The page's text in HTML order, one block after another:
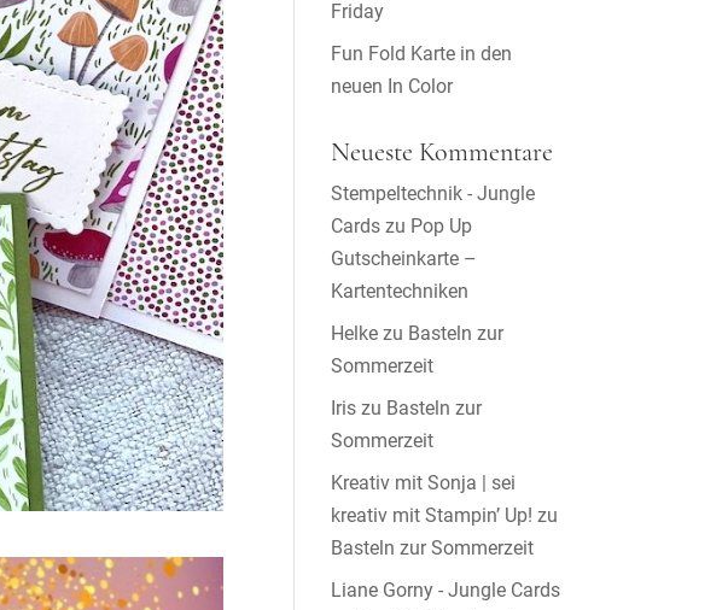
Friday
Fun Fold Karte in den
neuen In Color
Neueste Kommentare
Stempeltechnik - Jungle
Cards zu Pop Up
Gutscheinkarte –
Kartentechniken
Helke zu Basteln zur
Sommerzeit
Iris zu Basteln zur
Sommerzeit
Kreativ mit Sonja | sei
kreativ mit Stampin’ Up! zu
Basteln zur Sommerzeit
Liane Gorny - Jungle Cards